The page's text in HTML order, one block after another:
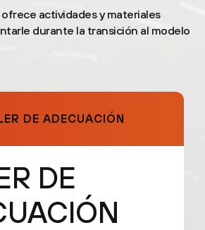
actividades y materiales
durante la transición al modelo
DE ADECUACIÓN
DE